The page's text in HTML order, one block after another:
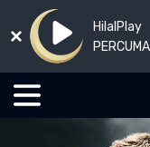
HilalPlay